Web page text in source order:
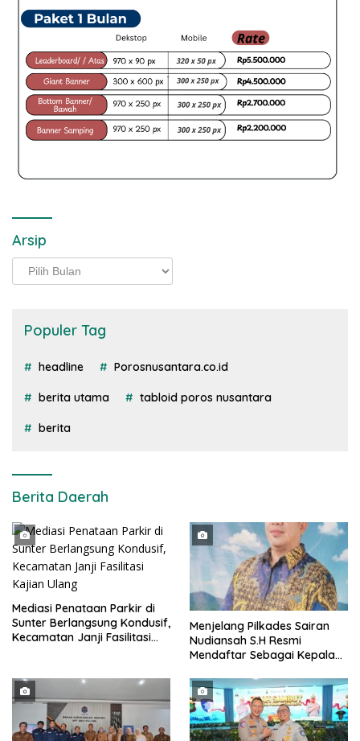
Arsip
Arsip
Populer Tag
headline Porosnusantara.co.id
berita utama tabloid poros nusantara
berita
Berita Daerah
Mediasi Penataan Parkir di
Sunter Berlangsung Kondusif,
Kecamatan Janji Fasilitasi
Menjelang Pilkades Sairan
Nudiansah S.H Resmi
Mendaftar Sebagai Kepala